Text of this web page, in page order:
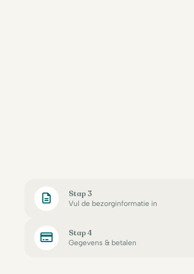
Stap 3
Vul de bezorginformatie in
Stap 4
Gegevens & betalen